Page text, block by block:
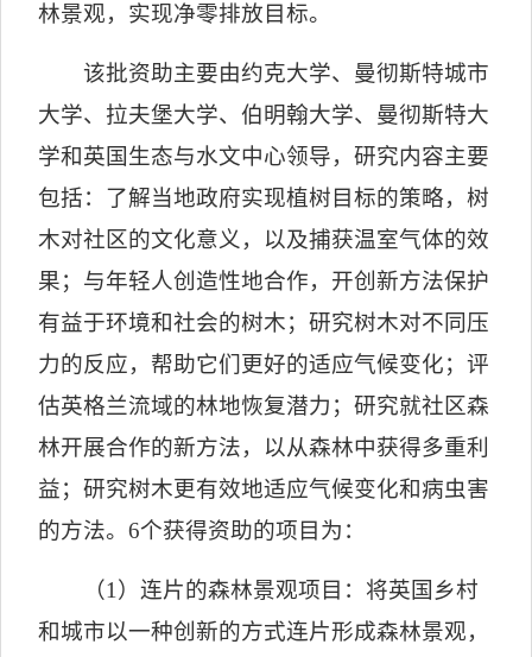
林景观，实现净零排放目标。
该批资助主要由约克大学、曼彻斯特城市
大学、拉夫堡大学、伯明翰大学、曼彻斯特大
学和英国生态与水文中心领导，研究内容主要
包括：了解当地政府实现植树目标的策略，树
木对社区的文化意义，以及捕获温室气体的效
果；与年轻人创造性地合作，开创新方法保护
有益于环境和社会的树木；研究树木对不同压
力的反应，帮助它们更好的适应气候变化；评
估英格兰流域的林地恢复潜力；研究就社区森
林开展合作的新方法，以从森林中获得多重利
益；研究树木更有效地适应气候变化和病虫害
的方法。6个获得资助的项目为：
（1 ）连片的森林景观项目：将英国乡村
和城市以一种创新的方式连片形成森林景观，